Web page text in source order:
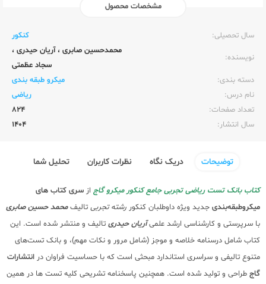
مشخصات محصول
سال تحصیلی:‌
کنکور
نویسنده:‌
محمدحسین صابری ،آریان حیدری ،
سجاد عظمتی
دسته بندی:
میکرو طبقه بندی
نام درس:
ریاضی
تعداد صفحات:‌
824
سال انتشار:‌
1404
توضیحات دریک نگاه نظرات کاربران تحلیل شما
کتاب بانک تست ریاضی تجربی جامع کنکور میکرو گاج از سری کتاب های
میکروطبقه‌بندی جدید ویژه داوطلبان کنکور رشته تجربی تالیفمحمد حسین صابری
با سرپرستی و کارشناسی ارشد علمیآریان حیدری تالیف و منتشر شده است. این
کتاب شامل درسنامه خلاصه و موجز (شامل مرور و نکات مهم)، و بانک تست‌های
متنوع تالیفی و سراسری استاندارد مبحثی است که با حساسیت فراوان در انتشارات
گاج طراحی و تولید شده است. همچنین پاسخنامه تشریحی کلیه تست ها در همین